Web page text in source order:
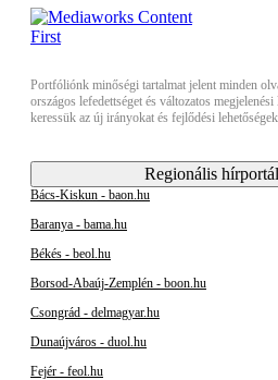
Portfóliónk minőségi tartalmat jelent minden
országos lefedettséget és változatos
keressük az új irányokat és fejlődési
Regionális
Bács-Kiskun - baon.hu
Baranya - bama.hu
Békés - beol.hu
Borsod-Abaúj-Zemplén - boon.hu
Csongrád - delmagyar.hu
Dunaújváros - duol.hu
Fejér - feol.hu